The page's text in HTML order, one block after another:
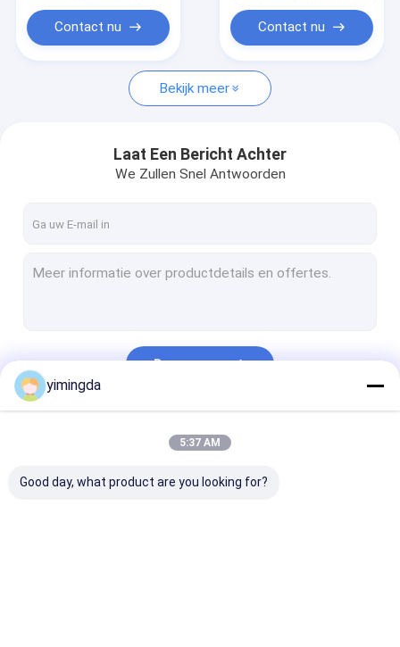
Gevallen
Autosnijdersdelen
De Delen van VT2500 VT5000 VT7000
Vervangstukken voor Bullmer
Snijdersdelen voor Investronica
De Delen van de toonbeeldsnijder
De Snijdersdelen van GT5250 GT7250
Contact nu Contact nu
Bekijk meer
Laat Een Bericht Achter
We Zullen Snel Antwoorden
Doorgaan
yimingda
5:37 AM
Good day, what product are you looking for?